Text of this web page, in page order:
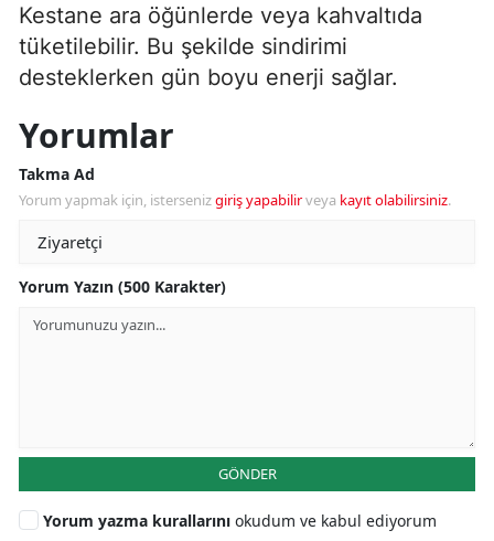
Kestane ara öğünlerde veya kahvaltıda
tüketilebilir. Bu şekilde sindirimi
desteklerken gün boyu enerji sağlar.
Yorumlar
Takma Ad
Yorum yapmak için, istersenizgiriş yapabilirveya kayıt olabilirsiniz.
Yorum Yazın (500 Karakter)
GÖNDER
Yorum yazma kurallarını okudum ve kabul ediyorum